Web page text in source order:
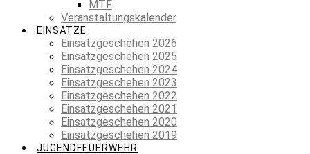
MTF
Veranstaltungskalender
EINSÄTZE
Einsatzgeschehen 2026
Einsatzgeschehen 2025
Einsatzgeschehen 2024
Einsatzgeschehen 2023
Einsatzgeschehen 2022
Einsatzgeschehen 2021
Einsatzgeschehen 2020
Einsatzgeschehen 2019
JUGENDFEUERWEHR